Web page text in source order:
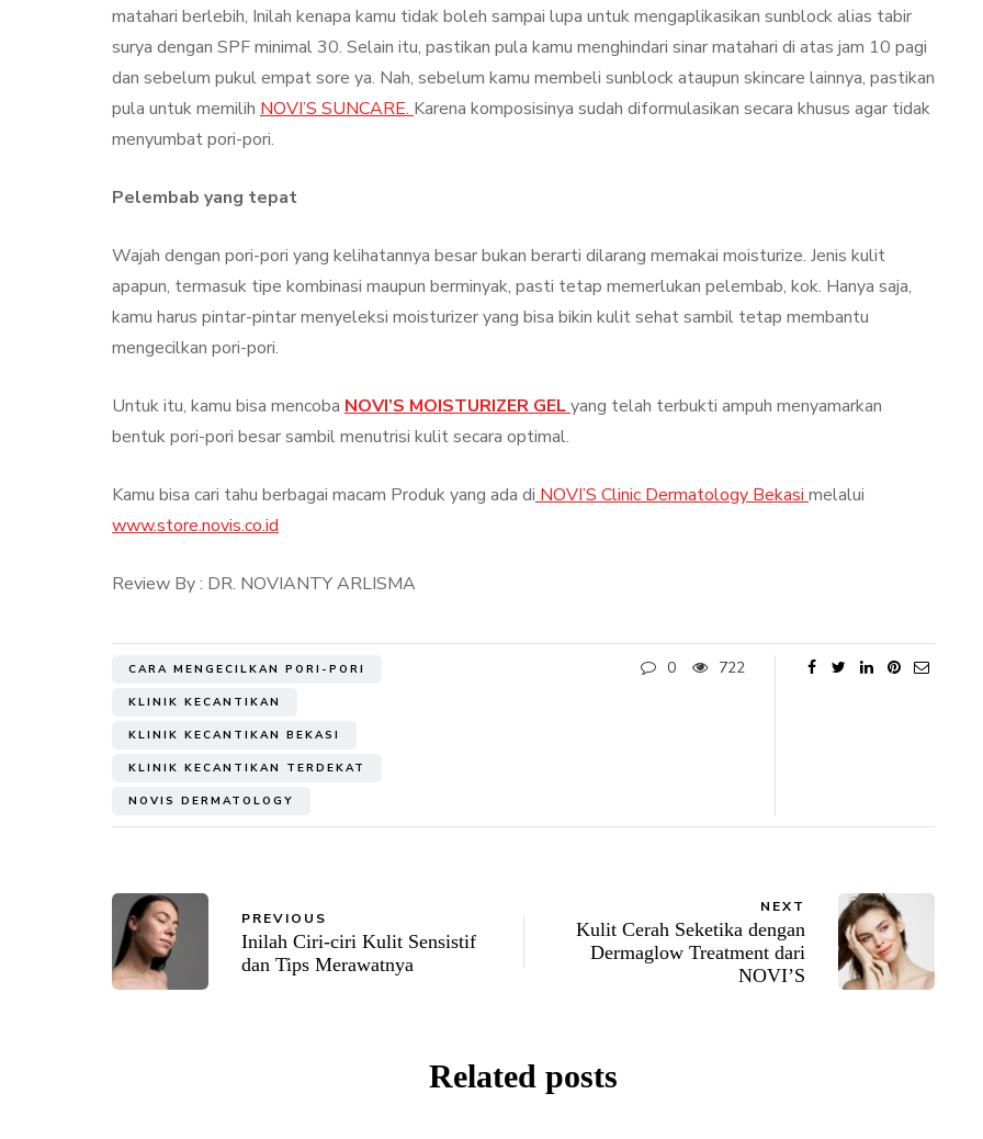
matahari berlebih, Inilah kenapa kamu tidak boleh sampai lupa untuk mengaplikasikan sunblock alias tabir
surya dengan SPF minimal 30. Selain itu, pastikan pula kamu menghindari sinar matahari di atas jam 10 pagi
dan sebelum pukul empat sore ya. Nah, sebelum kamu membeli sunblock ataupun skincare lainnya, pastikan
pula untuk memilih NOVI’S SUNCARE. Karena komposisinya sudah diformulasikan secara khusus agar tidak
menyumbat pori-pori.
Pelembab yang tepat
Wajah dengan pori-pori yang kelihatannya besar bukan berarti dilarang memakai moisturize. Jenis kulit
apapun, termasuk tipe kombinasi maupun berminyak, pasti tetap memerlukan pelembab, kok. Hanya saja,
kamu harus pintar-pintar menyeleksi moisturizer yang bisa bikin kulit sehat sambil tetap membantu
mengecilkan pori-pori.
Untuk itu, kamu bisa mencoba NOVI’S MOISTURIZER GELyang telah terbukti ampuh menyamarkan
bentuk pori-pori besar sambil menutrisi kulit secara optimal.
Kamu bisa cari tahu berbagai macam Produk yang ada di NOVI’S Clinic Dermatology Bekasi melalui
www.store.novis.co.id
Review By : DR. NOVIANTY ARLISMA
CARA MENGECILKAN PORI-PORI
KLINIK KECANTIKAN
KLINIK KECANTIKAN BEKASI
KLINIK KECANTIKAN TERDEKAT
NOVIS DERMATOLOGY
0 722
PREVIOUS
Inilah Ciri-ciri Kulit Sensistif
dan Tips Merawatnya
NEXT
Kulit Cerah Seketika dengan
Dermaglow Treatment dari
NOVI’S
Related posts